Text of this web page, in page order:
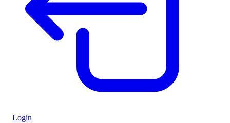
Login